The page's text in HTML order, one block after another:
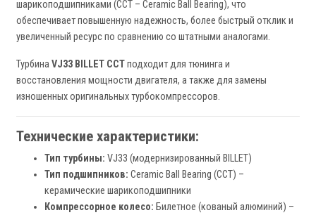
шарикоподшипниками (CCT – Ceramic Ball Bearing), что
обеспечивает повышенную надежность, более быстрый отклик и
увеличенный ресурс по сравнению со штатными аналогами.
ТурбинаVJ33 BILLET CCTподходит для тюнинга и
восстановления мощности двигателя, а также для замены
изношенных оригинальных турбокомпрессоров.
Технические характеристики:
Тип турбины: VJ33 (модернизированный BILLET)
Тип подшипников: Ceramic Ball Bearing (CCT) –
керамические шарикоподшипники
Компрессорное колесо: Билетное (кованый алюминий) –